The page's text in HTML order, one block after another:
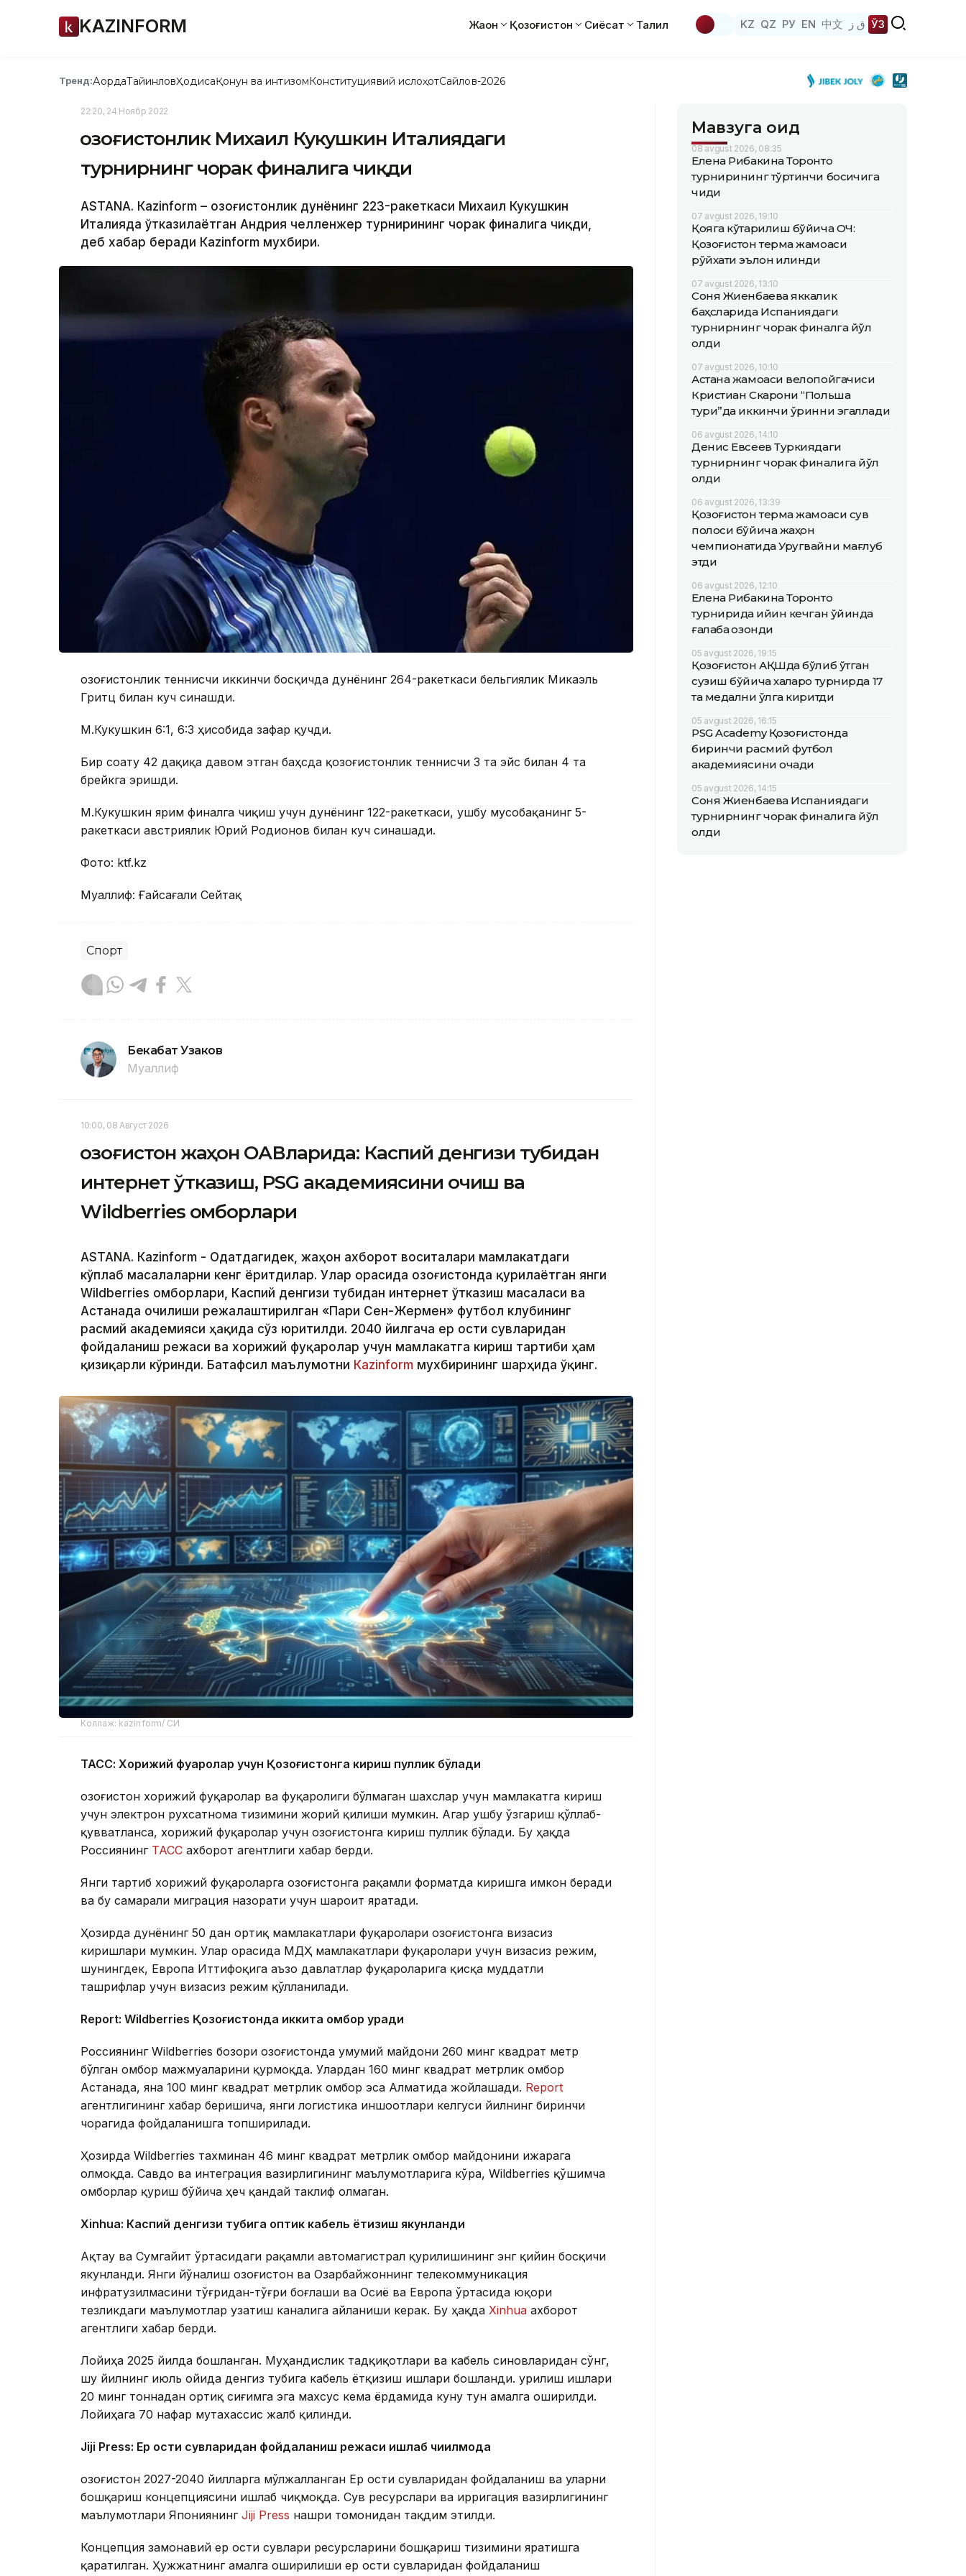
KAZINFORM Жаҳон Қозоғистон Сиёсат Таҳлил KZ QZ РУ EN 中文 ق ز ЎЗ
Тренд:АқордаТайинловҲодисаҚонун ва интизомКонституциявий ислоҳотСайлов-2026
22:20, 24 Ноябр 2022
Қозоғистонлик Михаил Кукушкин Италиядаги
турнирнинг чорак финалига чиқди
ASTANA. Кazinform – Қозоғистонлик дунёнинг 223-ракеткаси Михаил Кукушкин
Италияда ўтказилаётган Андрия челленжер турнирининг чорак финалига чиқди,
деб хабар беради Кazinform мухбири.
Қозоғистонлик теннисчи иккинчи босқичда дунёнинг 264-ракеткаси бельгиялик Микаэль
Гритц билан куч синашди.
М.Кукушкин 6:1, 6:3 ҳисобида зафар қучди.
Бир соату 42 дақиқа давом этган баҳсда қозоғистонлик теннисчи 3 та эйс билан 4 та
брейкга эришди.
М.Кукушкин ярим финалга чиқиш учун дунёнинг 122-ракеткаси, ушбу мусобақанинг 5-
ракеткаси австриялик Юрий Родионов билан куч синашади.
Фото: ktf.kz
Муаллиф: Ғайсағали Сейтақ
Спорт
Бекабат Узаков
Муаллиф
10:00, 08 Август 2026
Қозоғистон жаҳон ОАВларида: Каспий денгизи тубидан
интернет ўтказиш, PSG академиясини очиш ва
Wildberries омборлари
ASTANА. Кazinform - Одатдагидек, жаҳон ахборот воситалари мамлакатдаги
кўплаб масалаларни кенг ёритдилар. Улар орасида Қозоғистонда қурилаётган янги
Wildberries омборлари, Каспий денгизи тубидан интернет ўтказиш масаласи ва
Астанада очилиши режалаштирилган «Пари Сен-Жермен» футбол клубининг
расмий академияси ҳақида сўз юритилди. 2040 йилгача ер ости сувларидан
фойдаланиш режаси ва хорижий фуқаролар учун мамлакатга кириш тартиби ҳам
қизиқарли кўринди. Батафсил маълумотни Кazinform мухбирининг шарҳида ўқинг.
Коллаж: kazinform/ СИ
ТАСС: Хорижий фуқаролар учун Қозоғистонга кириш пуллик бўлади
Қозоғистон хорижий фуқаролар ва фуқаролиги бўлмаган шахслар учун мамлакатга кириш
учун электрон рухсатнома тизимини жорий қилиши мумкин. Агар ушбу ўзгариш қўллаб-
қувватланса, хорижий фуқаролар учун Қозоғистонга кириш пуллик бўлади. Бу ҳақда
Россиянинг ТАСС ахборот агентлиги хабар берди.
Янги тартиб хорижий фуқароларга Қозоғистонга рақамли форматда киришга имкон беради
ва бу самарали миграция назорати учун шароит яратади.
Ҳозирда дунёнинг 50 дан ортиқ мамлакатлари фуқаролари Қозоғистонга визасиз
киришлари мумкин. Улар орасида МДҲ мамлакатлари фуқаролари учун визасиз режим,
шунингдек, Европа Иттифоқига аъзо давлатлар фуқароларига қисқа муддатли
ташрифлар учун визасиз режим қўлланилади.
Report: Wildberries Қозоғистонда иккита омбор қуради
Россиянинг Wildberries бозори Қозоғистонда умумий майдони 260 минг квадрат метр
бўлган омбор мажмуаларини қурмоқда. Улардан 160 минг квадрат метрлик омбор
Астанада, яна 100 минг квадрат метрлик омбор эса Алматида жойлашади. Report
агентлигининг хабар беришича, янги логистика иншоотлари келгуси йилнинг биринчи
чорагида фойдаланишга топширилади.
Ҳозирда Wildberries тахминан 46 минг квадрат метрлик омбор майдонини ижарага
олмоқда. Савдо ва интеграция вазирлигининг маълумотларига кўра, Wildberries қўшимча
омборлар қуриш бўйича ҳеч қандай таклиф олмаган.
Xinhuа: Каспий денгизи тубига оптик кабель ётқизиш якунланди
Ақтау ва Сумгайит ўртасидаги рақамли автомагистрал қурилишининг энг қийин босқичи
якунланди. Янги йўналиш Қозоғистон ва Озарбайжоннинг телекоммуникация
инфратузилмасини тўғридан-тўғри боғлаши ва Осиё ва Европа ўртасида юқори
тезликдаги маълумотлар узатиш каналига айланиши керак. Бу ҳақда Xinhua ахборот
агентлиги хабар берди.
Лойиҳа 2025 йилда бошланган. Муҳандислик тадқиқотлари ва кабель синовларидан сўнг,
шу йилнинг июль ойида денгиз тубига кабель ётқизиш ишлари бошланди. Қурилиш ишлари
20 минг тоннадан ортиқ сиғимга эга махсус кема ёрдамида куну тун амалга оширилди.
Лойиҳага 70 нафар мутахассис жалб қилинди.
Jiji Press: Ер ости сувларидан фойдаланиш режаси ишлаб чиқилмоқда
Қозоғистон 2027-2040 йилларга мўлжалланган Ер ости сувларидан фойдаланиш ва уларни
бошқариш концепциясини ишлаб чиқмоқда. Сув ресурслари ва ирригация вазирлигининг
маълумотлари Япониянинг Jiji Press нашри томонидан тақдим этилди.
Концепция замонавий ер ости сувлари ресурсларини бошқариш тизимини яратишга
қаратилган. Ҳужжатнинг амалга оширилиши ер ости сувларидан фойдаланиш
Мавзуга оид
08 avgust 2026, 08:35
Елена Рибакина Торонто
турнирининг тўртинчи босқичига
чиқди
07 avgust 2026, 19:10
Қояга кўтарилиш бўйича ОЧ:
Қозоғистон терма жамоаси
рўйхати эълон қилинди
07 avgust 2026, 13:10
Соня Жиенбаева яккалик
баҳсларида Испаниядаги
турнирнинг чорак финалга йўл
олди
07 avgust 2026, 10:10
Астана жамоаси велопойгачиси
Кристиан Скарони “Польша
тури”да иккинчи ўринни эгаллади
06 avgust 2026, 14:10
Денис Евсеев Туркиядаги
турнирнинг чорак финалига йўл
олди
06 avgust 2026, 13:39
Қозоғистон терма жамоаси сув
полоси бўйича жаҳон
чемпионатида Уругвайни мағлуб
этди
06 avgust 2026, 12:10
Елена Рибакина Торонто
турнирида қийин кечган ўйинда
ғалаба қозонди
05 avgust 2026, 19:15
Қозоғистон АҚШда бўлиб ўтган
сузиш бўйича халқаро турнирда 17
та медални қўлга киритди
05 avgust 2026, 16:15
PSG Academy Қозоғистонда
биринчи расмий футбол
академиясини очади
05 avgust 2026, 14:15
Соня Жиенбаева Испаниядаги
турнирнинг чорак финалига йўл
олди